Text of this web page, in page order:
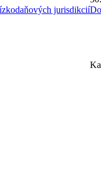
jurisdikcií